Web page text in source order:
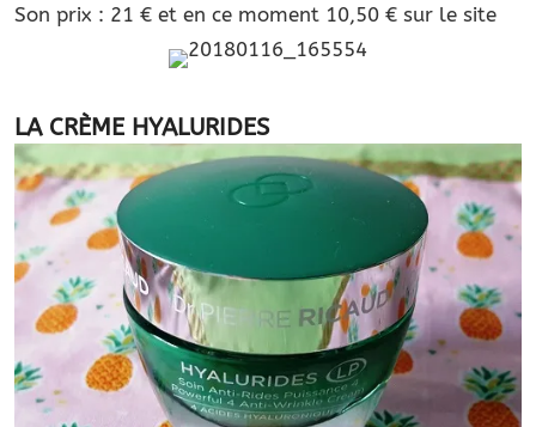
Son prix : 21 € et en ce moment 10,50 € sur le site
LA CRÈME HYALURIDES